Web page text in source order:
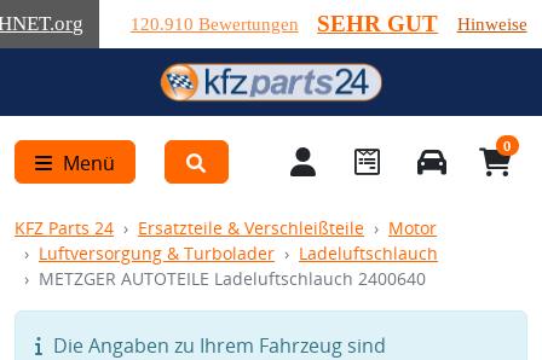
.org 120.910 Bewertungen SEHR GUT Hinweise
Menü
0
KFZ Parts 24 Ersatzteile & Verschleißteile
Motor
Luftversorgung & Turbolader
Ladeluftschlauch
METZGER AUTOTEILE Ladeluftschlauch 2400640
Die Angaben zu Ihrem Fahrzeug sind